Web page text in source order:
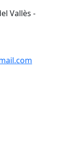
Vallès -